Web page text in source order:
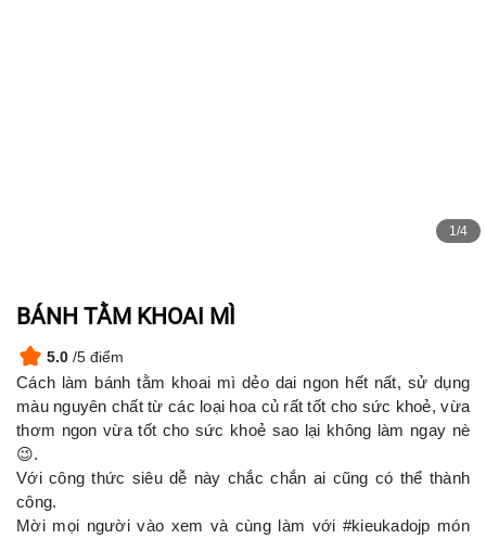
1/4
BÁNH TẰM KHOAI MÌ
5.0 /5 điểm
Cách làm bánh tằm khoai mì dẻo dai ngon hết nất, sử dụng
màu nguyên chất từ các loại hoa củ rất tốt cho sức khoẻ, vừa
thơm ngon vừa tốt cho sức khoẻ sao lại không làm ngay nè
😉.
Với công thức siêu dễ này chắc chắn ai cũng có thể thành
công.
Mời mọi người vào xem và cùng làm với #kieukadojp món